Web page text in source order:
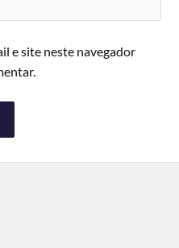
e site neste navegador